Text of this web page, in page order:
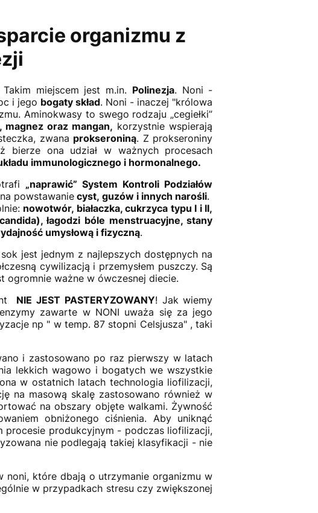
organizmu z
miejscem jest m.in. Polinezja. Noni -
i jego bogaty skład. Noni - inaczej "królowa
Aminokwasy to swego rodzaju „cegiełki”
magnez oraz mangan, korzystnie wspierają
zwana prokseroniną. Z prokseroniny
bierze ona udział w ważnych procesach
immunologicznego i hormonalnego.
„naprawić” System Kontroli Podziałów
powstawanie cyst, guzów i innych narośli.
nowotwór, białaczka, cukrzyca typu I i II,
łagodzi bóle menstruacyjne, stany
umysłową i fizyczną.
jest jednym z najlepszych dostępnych na
cywilizacją i przemysłem puszczy. Są
ogromnie ważne w ówczesnej diecie.
NIE JEST PASTERYZOWANY! Jak wiemy
zawarte w NONI uważa się za jego
np " w temp. 87 stopni Celsjusza" , taki
i zastosowano po raz pierwszy w latach
lekkich wagowo i bogatych we wszystkie
w ostatnich latach technologia liofilizacji,
na masową skalę zastosowano również w
na obszary objęte walkami. Żywność
obniżonego ciśnienia. Aby uniknąć
procesie produkcyjnym - podczas liofilizacji,
nie podlegają takiej klasyfikacji - nie
które dbają o utrzymanie organizmu w
w przypadkach stresu czy zwiększonej